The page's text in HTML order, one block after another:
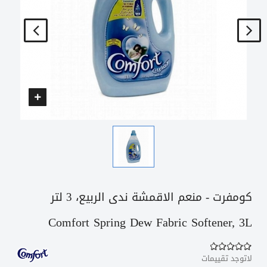
كومفرت - منعم الاقمشة ندى الربيع، 3 لتر
Comfort Spring Dew Fabric Softener, 3L
لاتوجد تقييمات